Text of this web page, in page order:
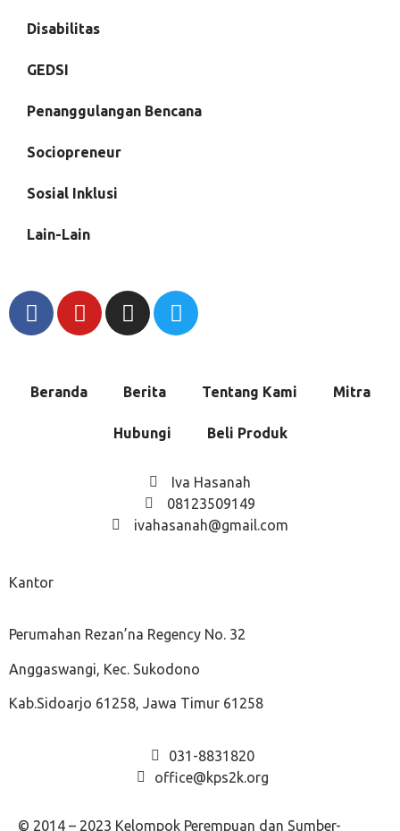
Disabilitas
GEDSI
Penanggulangan Bencana
Sociopreneur
Sosial Inklusi
Lain-Lain
Beranda Berita Tentang Kami Mitra
Hubungi Beli Produk
Iva Hasanah
08123509149
ivahasanah@gmail.com
Kantor
Perumahan Rezan’na Regency No. 32
Anggaswangi, Kec. Sukodono
Kab.Sidoarjo 61258, Jawa Timur 61258
031-8831820
office@kps2k.org
© 2014 – 2023 Kelompok Perempuan dan Sumber-